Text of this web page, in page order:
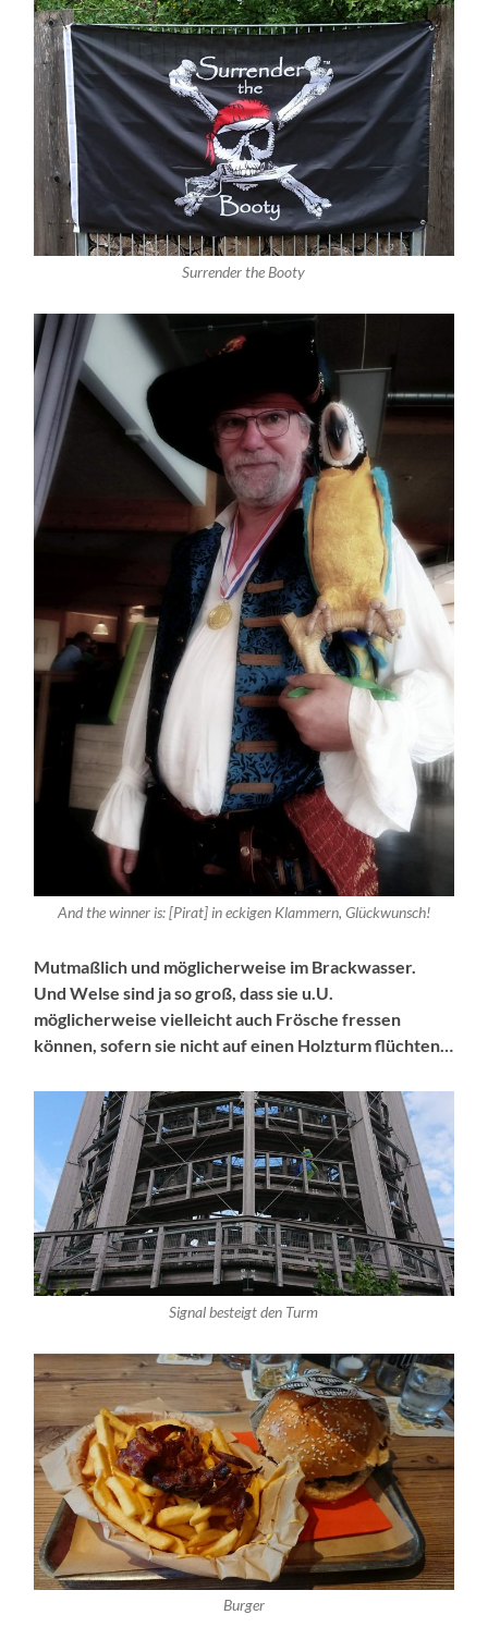
Surrender the Booty
And the winner is: [Pirat] in eckigen Klammern, Glückwunsch!
Mutmaßlich und möglicherweise im Brackwasser.
Und Welse sind ja so groß, dass sie u.U.
möglicherweise vielleicht auch Frösche fressen
können, sofern sie nicht auf einen Holzturm flüchten…
Signal besteigt den Turm
Burger